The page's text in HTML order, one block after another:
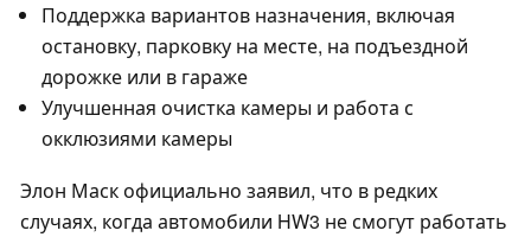
Поддержка вариантов назначения, включая
остановку, парковку на месте, на подъездной
дорожке или в гараже
Улучшенная очистка камеры и работа с
окклюзиями камеры
Элон Маск официально заявил, что в редких
случаях, когда автомобили HW3 не смогут работать